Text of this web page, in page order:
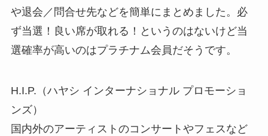
や退会／問合せ先などを簡単にまとめました。必
ず当選！良い席が取れる！というのはないけど当
選確率が高いのはプラチナム会員だそうです。
H.I.P.（ハヤシ インターナショナル プロモーショ
ンズ）
国内外のアーティストのコンサートやフェスなど